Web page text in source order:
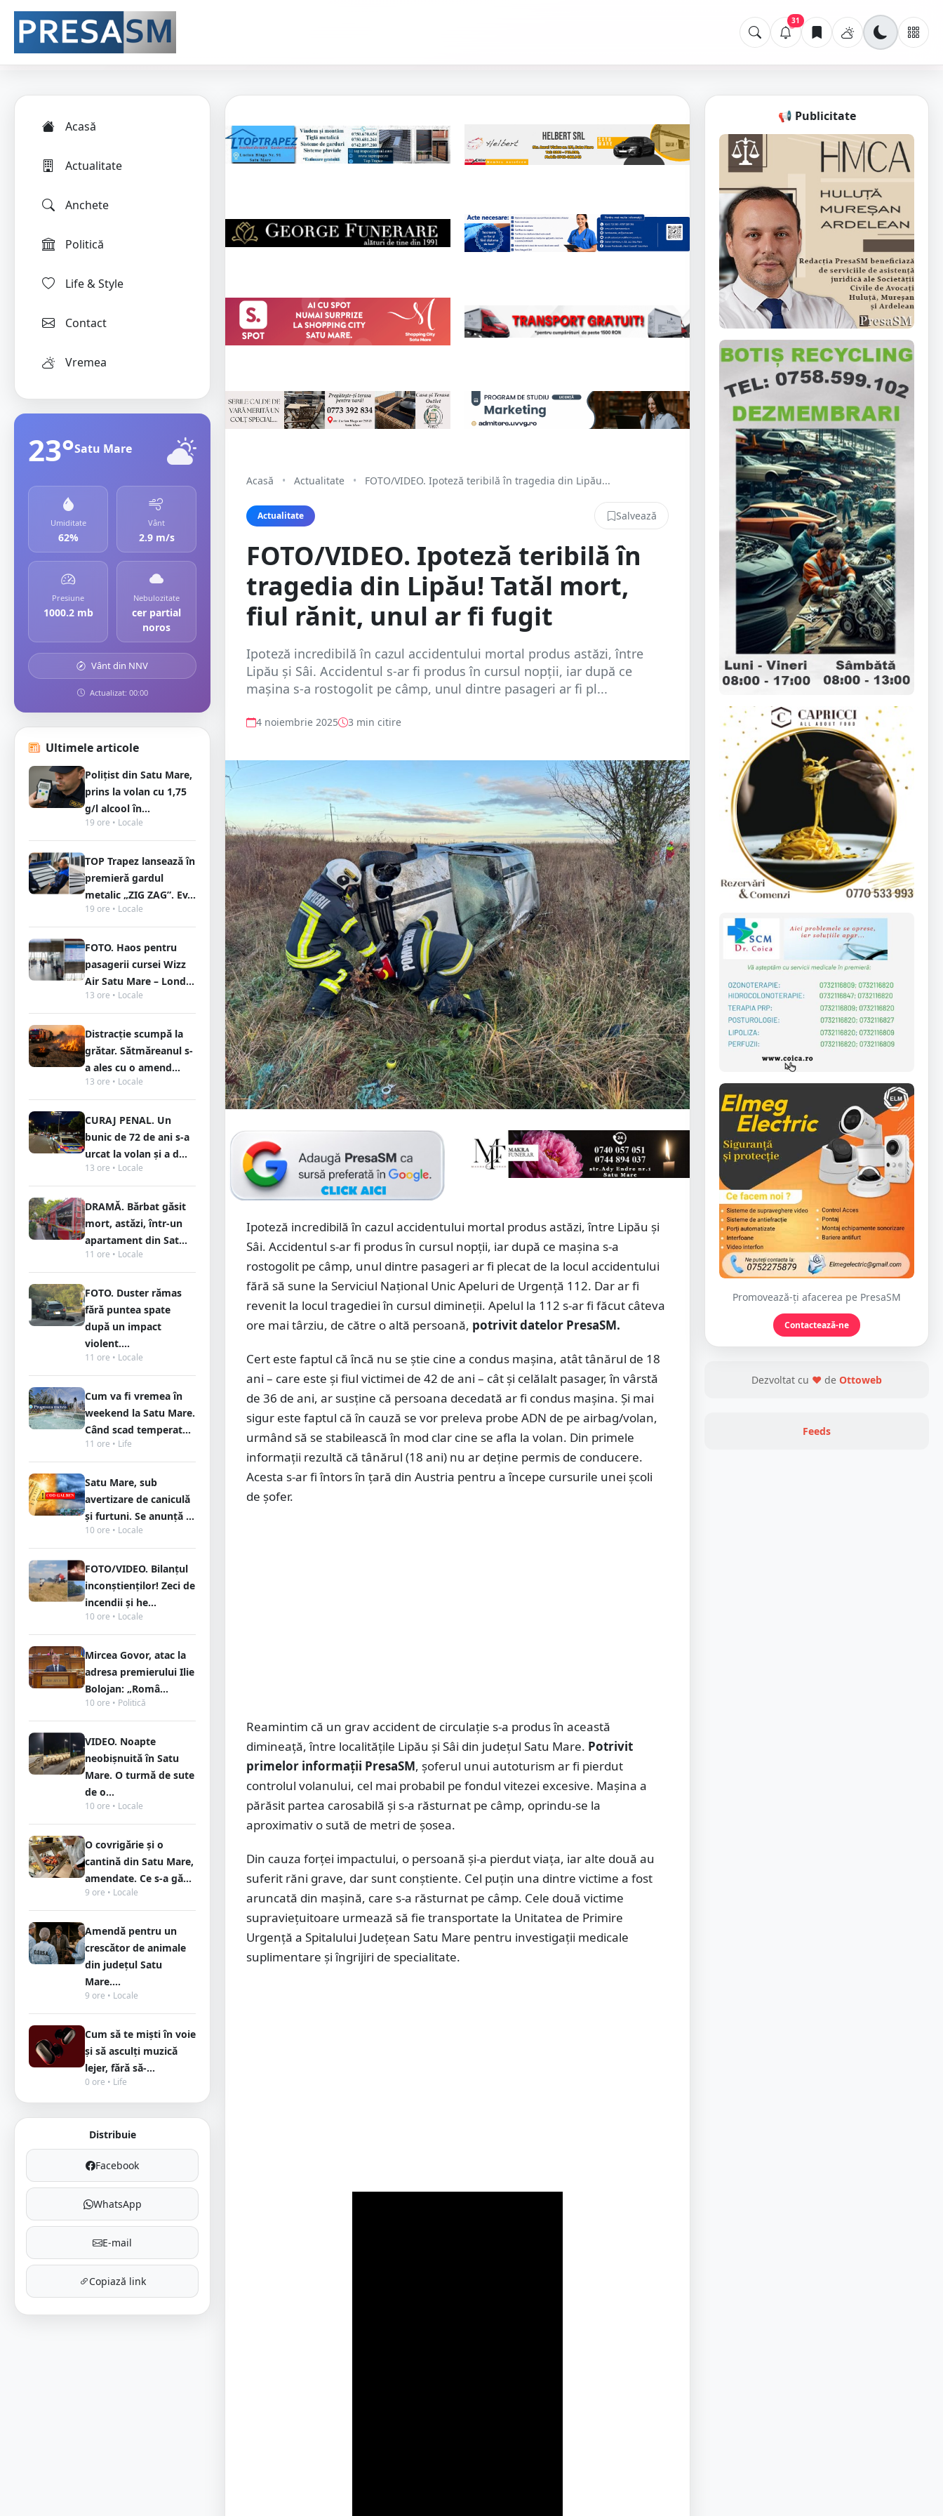
31
Acasă
Actualitate
Anchete
Politică
Life & Style
Contact
Vremea
23°Satu Mare
Umiditate
62%
Vânt
2.9 m/s
Presiune
1000.2 mb
Nebulozitate
cer partial
noros
Vânt din NNV
Actualizat: 00:00
Ultimele articole
Polițist din Satu Mare,
prins la volan cu 1,75
g/l alcool în...
19 ore • Locale
TOP Trapez lansează în
premieră gardul
metalic „ZIG ZAG”. Ev...
19 ore • Locale
FOTO. Haos pentru
pasagerii cursei Wizz
Air Satu Mare – Lond...
13 ore • Locale
Distracție scumpă la
grătar. Sătmăreanul s-
a ales cu o amend...
13 ore • Locale
CURAJ PENAL. Un
bunic de 72 de ani s-a
urcat la volan și a d...
13 ore • Locale
DRAMĂ. Bărbat găsit
mort, astăzi, într-un
apartament din Sat...
11 ore • Locale
FOTO. Duster rămas
fără puntea spate
după un impact
violent....
11 ore • Locale
Cum va fi vremea în
weekend la Satu Mare.
Când scad temperat...
11 ore • Life
Satu Mare, sub
avertizare de caniculă
și furtuni. Se anunță ...
10 ore • Locale
FOTO/VIDEO. Bilanțul
inconștienților! Zeci de
incendii și he...
10 ore • Locale
Mircea Govor, atac la
adresa premierului Ilie
Bolojan: „Româ...
10 ore • Politică
VIDEO. Noapte
neobișnuită în Satu
Mare. O turmă de sute
de o...
10 ore • Locale
O covrigărie și o
cantină din Satu Mare,
amendate. Ce s-a gă...
9 ore • Locale
Amendă pentru un
crescător de animale
din județul Satu
Mare....
9 ore • Locale
Cum să te miști în voie
și să asculți muzică
lejer, fără să-...
0 ore • Life
Distribuie
Facebook
WhatsApp
E-mail
Copiază link
Acasă • Actualitate • FOTO/VIDEO. Ipoteză teribilă în tragedia din Lipău...
Actualitate Salvează
FOTO/VIDEO. Ipoteză teribilă în
tragedia din Lipău! Tatăl mort,
fiul rănit, unul ar fi fugit
Ipoteză incredibilă în cazul accidentului mortal produs astăzi, între
Lipău și Sâi. Accidentul s-ar fi produs în cursul nopții, iar după ce
mașina s-a rostogolit pe câmp, unul dintre pasageri ar fi pl...
4 noiembrie 2025 3 min citire
Ipoteză incredibilă în cazul accidentului mortal produs astăzi, între Lipău și
Sâi. Accidentul s-ar fi produs în cursul nopții, iar după ce mașina s-a
rostogolit pe câmp, unul dintre pasageri ar fi plecat de la locul accidentului
fără să sune la Serviciul Național Unic Apeluri de Urgență 112. Dar ar fi
revenit la locul tragediei în cursul dimineții. Apelul la 112 s-ar fi făcut câteva
ore mai târziu, de către o altă persoană, potrivit datelor PresaSM.
Cert este faptul că încă nu se știe cine a condus mașina, atât tânărul de 18
ani – care este și fiul victimei de 42 de ani – cât și celălalt pasager, în vârstă
de 36 de ani, ar susține că persoana decedată ar fi condus mașina. Și mai
sigur este faptul că în cauză se vor preleva probe ADN de pe airbag/volan,
urmând să se stabilească în mod clar cine se afla la volan. Din primele
informații rezultă că tânărul (18 ani) nu ar deține permis de conducere.
Acesta s-ar fi întors în țară din Austria pentru a începe cursurile unei școli
de șofer.
Reamintim că un grav accident de circulație s-a produs în această
dimineață, între localitățile Lipău și Sâi din județul Satu Mare. Potrivit
primelor informații PresaSM, șoferul unui autoturism ar fi pierdut
controlul volanului, cel mai probabil pe fondul vitezei excesive. Mașina a
părăsit partea carosabilă și s-a răsturnat pe câmp, oprindu-se la
aproximativ o sută de metri de șosea.
Din cauza forței impactului, o persoană și-a pierdut viața, iar alte două au
suferit răni grave, dar sunt conștiente. Cel puțin una dintre victime a fost
aruncată din mașină, care s-a răsturnat pe câmp. Cele două victime
supraviețuitoare urmează să fie transportate la Unitatea de Primire
Urgență a Spitalului Județean Satu Mare pentru investigații medicale
suplimentare și îngrijiri de specialitate.
📢 Publicitate
Promovează-ți afacerea pe PresaSM
Contactează-ne
Dezvoltat cu ❤ de Ottoweb
Feeds